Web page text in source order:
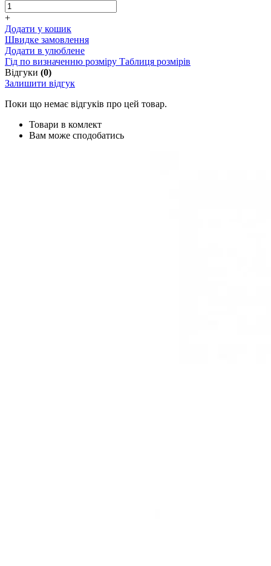
+
Додати у кошик
Швидке замовлення
Додати в улюблене
Гід по визначенню розміру Таблиця розмірів
Відгуки (0)
Залишити відгук
Поки що немає відгуків про цей товар.
Товари в комлект
Вам може сподобатись